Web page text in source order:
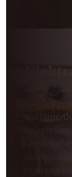
Ako
spájame
klasickej